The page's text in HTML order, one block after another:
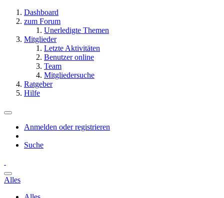
Dashboard
zum Forum
Unerledigte Themen
Mitglieder
Letzte Aktivitäten
Benutzer online
Team
Mitgliedersuche
Ratgeber
Hilfe
Anmelden oder registrieren
Suche
Alles